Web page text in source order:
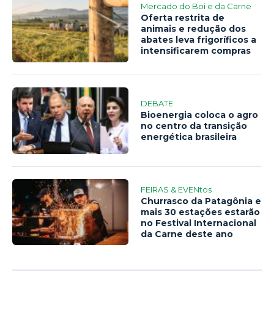
Mercado do Boi e da Carne
Oferta restrita de
animais e redução dos
abates leva frigoríficos a
intensificarem compras
DEBATE
Bioenergia coloca o agro
no centro da transição
energética brasileira
FEIRAS & EVENtos
Churrasco da Patagônia e
mais 30 estações estarão
no Festival Internacional
da Carne deste ano